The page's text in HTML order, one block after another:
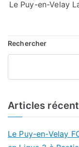
Le Puy-en-Velay
Rechercher
Articles
Le Puy-en-Velay